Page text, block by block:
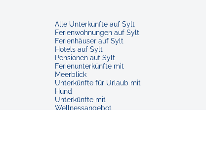
Alle Unterkünfte auf Sylt
Ferienwohnungen auf Sylt
Ferienhäuser auf Sylt
Hotels auf Sylt
Pensionen auf Sylt
Ferienunterkünfte mit
Meerblick
Unterkünfte für Urlaub mit
Hund
Unterkünfte mit
Wellnessangebot